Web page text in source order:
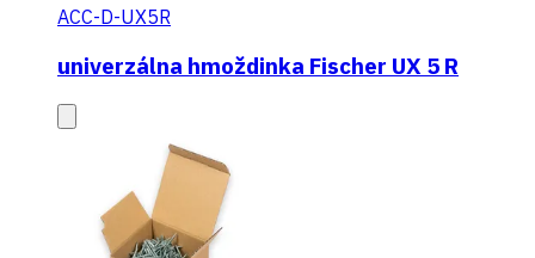
ACC-D-UX5R
univerzálna hmoždinka Fischer UX 5 R